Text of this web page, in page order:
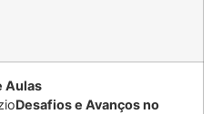
Aulas
Desafios e Avanços no